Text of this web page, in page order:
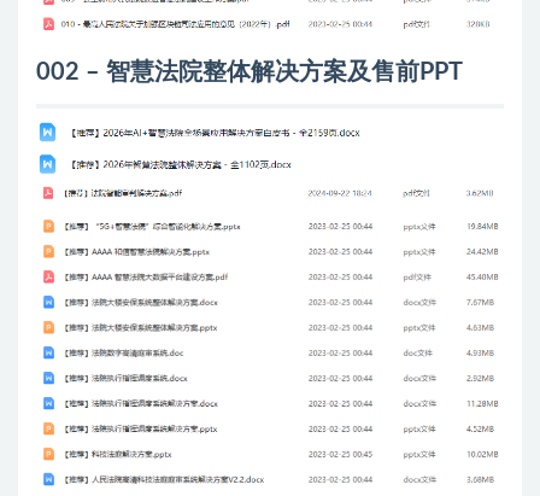
002 – 智慧法院整体解决方案及售前PPT